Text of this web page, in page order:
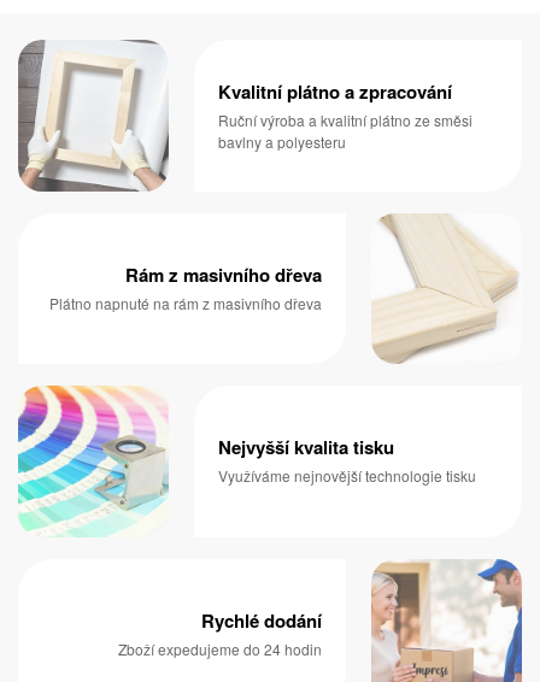
Kvalitní plátno a zpracování
Ruční výroba a kvalitní plátno ze směsi
bavlny a polyesteru
Rám z masivního dřeva
Plátno napnuté na rám z masivního dřeva
Nejvyšší kvalita tisku
Využíváme nejnovější technologie tisku
Rychlé dodání
Zboží expedujeme do 24 hodin